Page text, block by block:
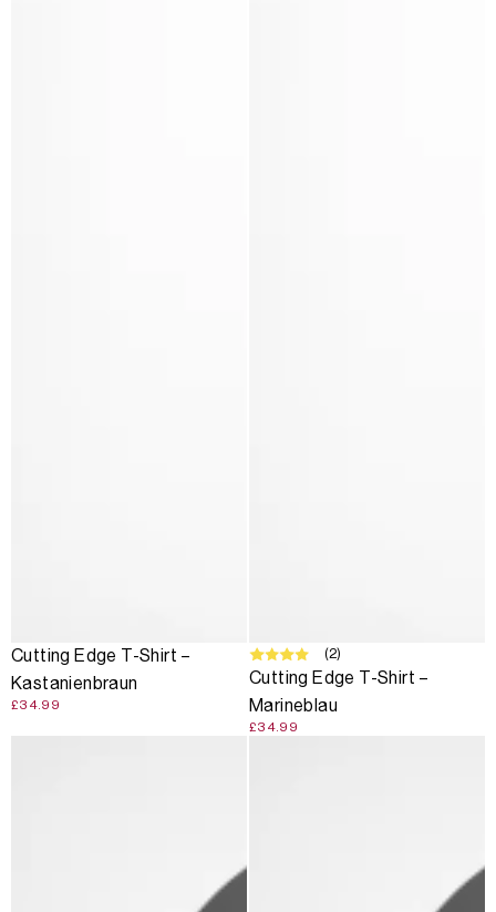
Cutting Edge T-Shirt –
Kastanienbraun
£34.99
(2)
Cutting Edge T-Shirt –
Marineblau
£34.99